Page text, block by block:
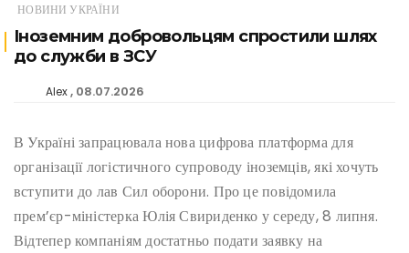
НОВИНИ УКРАЇНИ
Іноземним добровольцям спростили шлях
до служби в ЗСУ
Alex 08.07.2026
В Україні запрацювала нова цифрова платформа для
організації логістичного супроводу іноземців, які хочуть
вступити до лав Сил оборони. Про це повідомила
прем’єр-міністерка Юлія Свириденко у середу, 8 липня.
Відтепер компаніям достатньо подати заявку на